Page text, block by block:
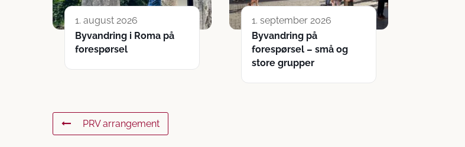
1. august 2026
Byvandring i Roma på
forespørsel
1. september 2026
Byvandring på
forespørsel – små og
store grupper
PRV arrangement